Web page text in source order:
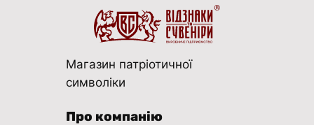
Магазин патріотичної
символіки
Про компанію